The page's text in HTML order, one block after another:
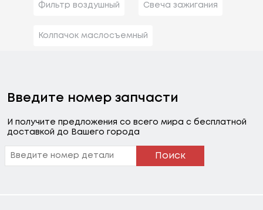
Фильтр воздушный Свеча зажигания
Колпачок маслосъемный
Введите номер запчасти
И получите предложения со всего мира с бесплатной
доставкой до Вашего города
Поиск